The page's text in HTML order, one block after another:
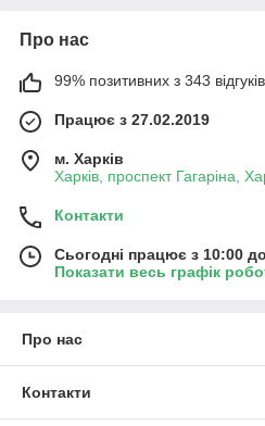
Про нас
99% позитивних з 343
Працює з 27.02.2019
м. Харків
Харків, проспект Гагаріна,
Контакти
Сьогодні працює з 10:00
Показати весь графік
Про нас
Контакти